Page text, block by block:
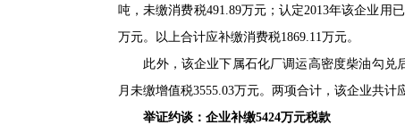
吨，未缴消费税491.89万元；认定2013年该企业用
万元。以上合计应补缴消费税1869.11万元。
此外，该企业下属石化厂调运高密度柴油勾兑后
月未缴增值税3555.03万元。两项合计，该企业共计
举证约谈：企业补缴5424万元税款